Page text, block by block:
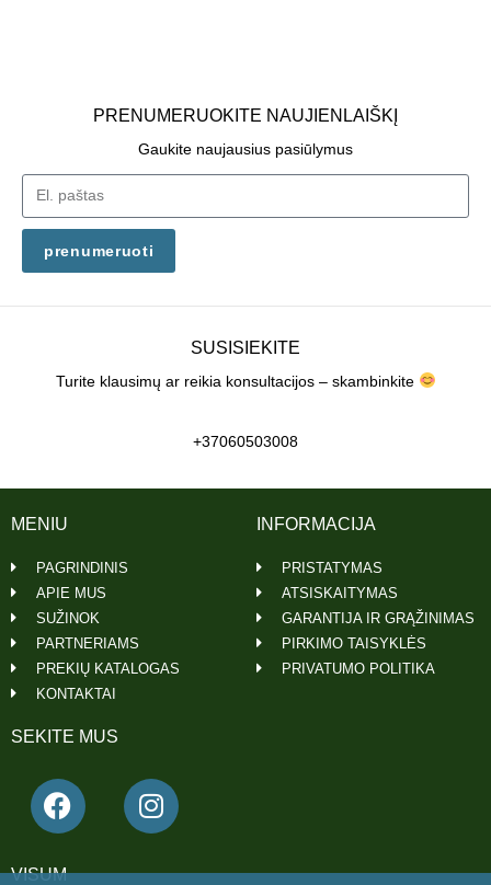
PRENUMERUOKITE NAUJIENLAIŠKĮ
Gaukite naujausius pasiūlymus
prenumeruoti
SUSISIEKITE
Turite klausimų ar reikia konsultacijos – skambinkite
+37060503008
VISUM
SEKITE MUS
INFORMACIJA
PRISTATYMAS
ATSISKAITYMAS
GARANTIJA IR GRĄŽINIMAS
PIRKIMO TAISYKLĖS
PRIVATUMO POLITIKA
MENIU
PAGRINDINIS
APIE MUS
SUŽINOK
PARTNERIAMS
PREKIŲ KATALOGAS
KONTAKTAI